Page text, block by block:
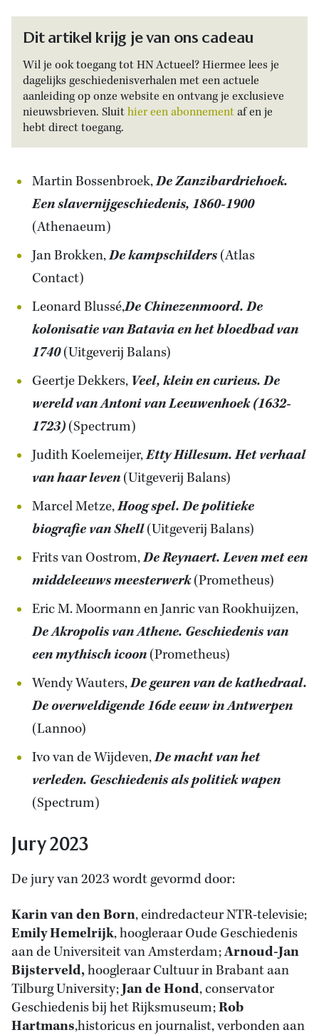
Dit artikel krijg je van ons cadeau
Wil je ook toegang tot HN Actueel? Hiermee lees je
dagelijks geschiedenisverhalen met een actuele
aanleiding op onze website en ontvang je exclusieve
nieuwsbrieven. Sluithier een abonnementaf en je
hebt direct toegang.
Martin Bossenbroek,De Zanzibardriehoek.
Een slavernijgeschiedenis, 1860-1900
(Athenaeum)
Jan Brokken,De kampschilders(Atlas
Contact)
Leonard Blussé,De Chinezenmoord. De
kolonisatie van Batavia en het bloedbad van
1740(Uitgeverij Balans)
Geertje Dekkers, Veel, klein en curieus. De
wereld van Antoni van Leeuwenhoek (1632-
1723)(Spectrum)
Judith Koelemeijer,Etty Hillesum. Het verhaal
van haar leven(Uitgeverij Balans)
Marcel Metze,Hoog spel. De politieke
biografie van Shell(Uitgeverij Balans)
Frits van Oostrom,De Reynaert. Leven met een
middeleeuws meesterwerk(Prometheus)
Eric M. Moormann en Janric van Rookhuijzen,
De Akropolis van Athene. Geschiedenis van
een mythisch icoon(Prometheus)
Wendy Wauters,De geuren van de kathedraal.
De overweldigende 16de eeuw in Antwerpen
(Lannoo)
Ivo van de Wijdeven,De macht van het
verleden. Geschiedenis als politiek wapen
(Spectrum)
Jury 2023
De jury van 2023 wordt gevormd door:
Karin van den Born, eindredacteur NTR-televisie;
Emily Hemelrijk, hoogleraar Oude Geschiedenis
aan de Universiteit van Amsterdam;Arnoud-Jan
Bijsterveld,hoogleraar Cultuur in Brabant aan
Tilburg University;Jan de Hond, conservator
Geschiedenis bij het Rijksmuseum;Rob
Hartmans,historicus en journalist, verbonden aan